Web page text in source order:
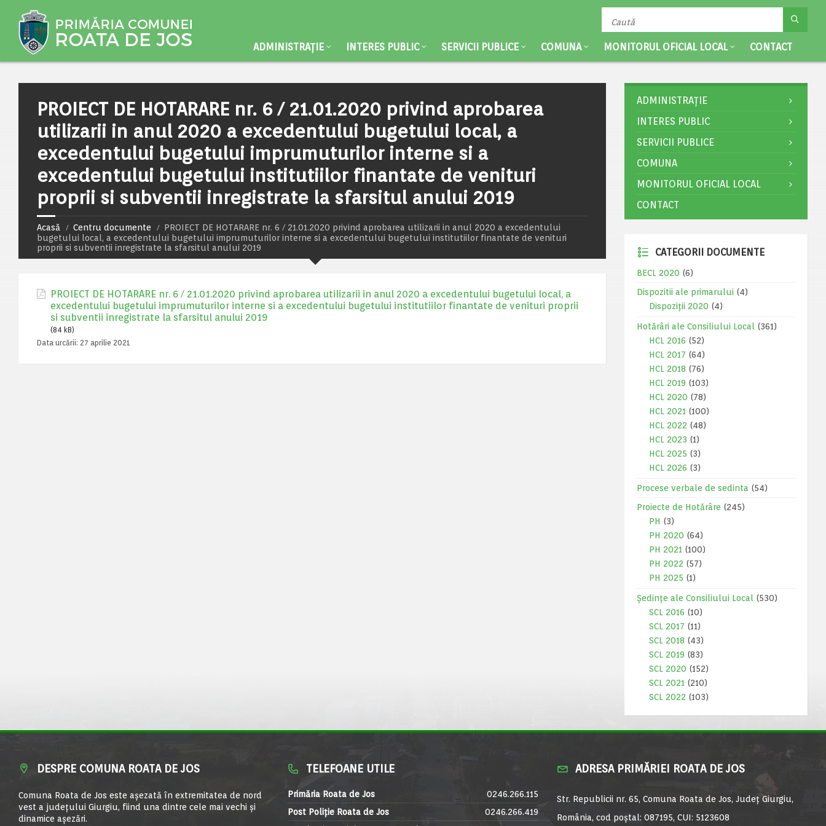
ADMINISTRAȚIE INTERES PUBLIC SERVICII PUBLICE COMUNA MONITORUL OFICIAL LOCAL CONTACT
PROIECT DE HOTARARE nr. 6 / 21.01.2020 privind aprobarea
utilizarii in anul 2020 a excedentului bugetului local, a
excedentului bugetului imprumuturilor interne si a
excedentului bugetului institutiilor finantate de venituri
proprii si subventii inregistrate la sfarsitul anului 2019
Acasă Centru documente
PROIECT DE HOTARARE nr. 6 / 21.01.2020 privind aprobarea utilizarii in anul 2020 a excedentului
bugetului local, a excedentului bugetului imprumuturilor interne si a excedentului bugetului institutiilor finantate de venituri
proprii si subventii inregistrate la sfarsitul anului 2019
PROIECT DE HOTARARE nr. 6 / 21.01.2020 privind aprobarea utilizarii in anul 2020 a excedentului bugetului local, a
excedentului bugetului imprumuturilor interne si a excedentului bugetului institutiilor finantate de venituri proprii
si subventii inregistrate la sfarsitul anului 2019
(84 kB)
Data urcării: 27 aprilie 2021
ADMINISTRAȚIE
INTERES PUBLIC
SERVICII PUBLICE
COMUNA
MONITORUL OFICIAL LOCAL
CONTACT
CATEGORII DOCUMENTE
BECL 2020 (6)
Dispozitii ale primarului (4)
Dispoziții 2020 (4)
Hotărâri ale Consiliului Local
(361)
HCL 2016 (52)
HCL 2017 (64)
HCL 2018 (76)
HCL 2019 (103)
HCL 2020 (78)
HCL 2021 (100)
HCL 2022 (48)
HCL 2023 (1)
HCL 2025 (3)
HCL 2026 (3)
Procese verbale de sedinta (54)
Proiecte de Hotărâre (245)
PH (3)
PH 2020 (64)
PH 2021 (100)
PH 2022 (57)
PH 2025 (1)
Ședințe ale Consiliului Local
(530)
SCL 2016 (10)
SCL 2017 (11)
SCL 2018 (43)
SCL 2019 (83)
SCL 2020 (152)
SCL 2021 (210)
SCL 2022 (103)
DESPRE COMUNA ROATA DE JOS
Comuna Roata de Jos este aşezată în extremitatea de nord
vest a judeţului Giurgiu, fiind una dintre cele mai vechi şi
dinamice aşezări.
TELEFOANE UTILE
Primăria Roata de Jos
0246.266.115
Post Poliție Roata de Jos
0246.266.419
ADRESA PRIMĂRIEI ROATA DE JOS
Str. Republicii nr. 65, Comuna Roata de Jos, Județ Giurgiu,
România, cod poștal: 087195, CUI: 5123608